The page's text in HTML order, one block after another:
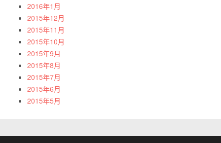
2016年1月
2015年12月
2015年11月
2015年10月
2015年9月
2015年8月
2015年7月
2015年6月
2015年5月